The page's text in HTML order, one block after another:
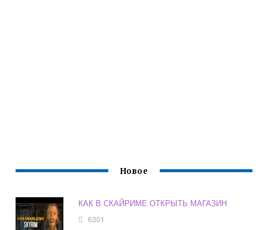
Новое
КАК В СКАЙРИМЕ ОТКРЫТЬ МАГАЗИН
6301